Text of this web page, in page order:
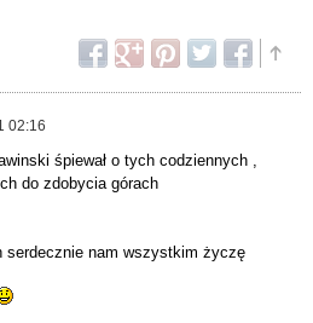
02:16
śpiewał o tych codziennych ,
do zdobycia górach
serdecznie nam wszystkim życzę